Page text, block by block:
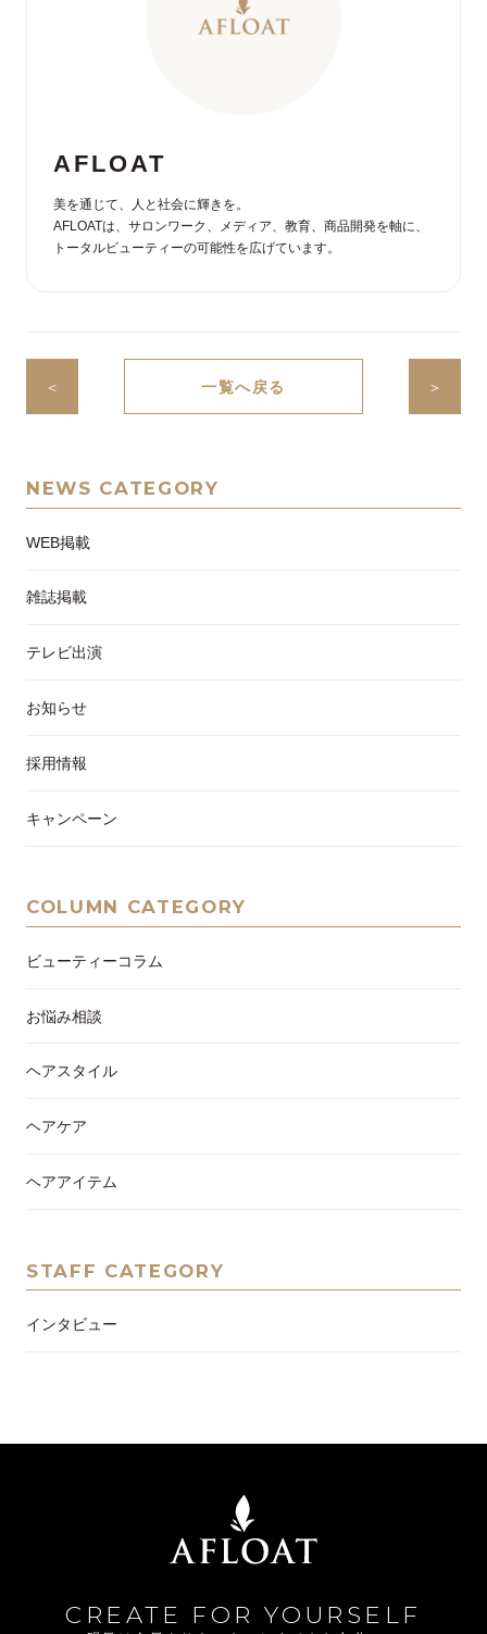
AFLOAT
美を通じて、人と社会に輝きを。
AFLOATは、サロンワーク、メディア、教育、商品開発を軸に、
トータルビューティーの可能性を広げています。
＜ 一覧へ戻る ＞
NEWS CATEGORY
WEB掲載
雑誌掲載
テレビ出演
お知らせ
採用情報
キャンペーン
COLUMN CATEGORY
ビューティーコラム
お悩み相談
ヘアスタイル
ヘアケア
ヘアアイテム
STAFF CATEGORY
インタビュー
CREATE FOR YOURSELF